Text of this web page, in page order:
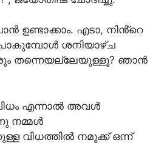
ഉണ്ടാക്കാം. എടാ, നിൻ്റെ
ശനിയാഴ്‌ച
തന്നെയല്ലേയുള്ളൂ? ഞാൻ
എന്നാൽ അവൾ
നമ്മൾ
വിധത്തിൽ നമുക്ക് ഒന്ന്